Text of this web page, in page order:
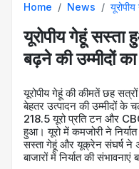
Home News
यूरोपीय गेहूं सस्ता
बढ़ने की उम्मीदों
यूरोपीय गेहूं की कीमतें छह
बेहतर उत्पादन की उम्मीदों
218.5 यूरो प्रति टन और
हुआ। यूरो में कमजोरी ने
सस्ता गेहूं और यूक्रेन संघर्ष ने
बाजारों में निर्यात की संभावनाएं